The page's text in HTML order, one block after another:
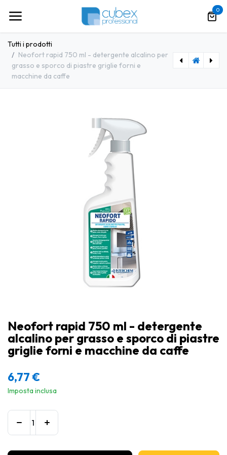
0
Tutti i prodotti
Neofort rapid 750 ml - detergente alcalino per
grasso e sporco di piastre griglie forni e
macchine da caffe
Neofort rapid 750 ml - detergente
alcalino per grasso e sporco di piastre
griglie forni e macchine da caffe
6,77€
Imposta inclusa